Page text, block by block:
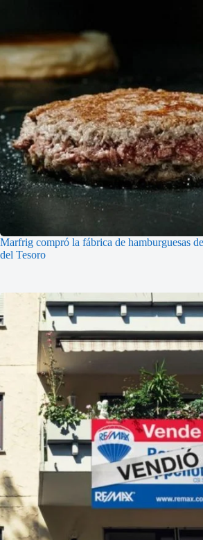
Marfrig compró la fábrica de hamburguesas
del Tesoro